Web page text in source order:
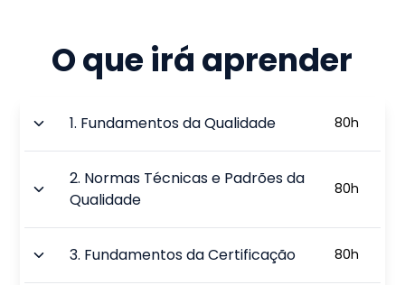
O que irá aprender
1. Fundamentos da Qualidade 80h
2. Normas Técnicas e Padrões da
Qualidade
80h
3. Fundamentos da Certificação 80h